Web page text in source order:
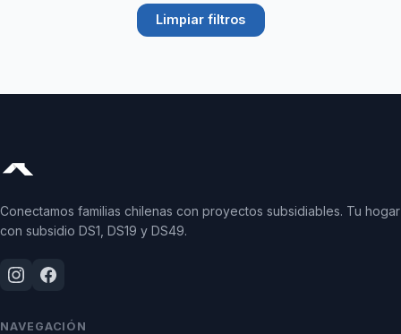
Limpiar filtros
Conectamos familias chilenas con proyectos subsidiables. Tu hogar
con subsidio DS1, DS19 y DS49.
NAVEGACIÓN